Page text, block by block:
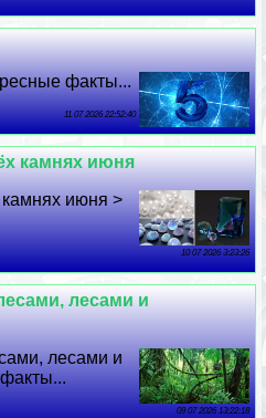
факты...
11 07 2026 22:52:40
камнях июня
июня >
10 07 2026 3:23:26
лесами и
лесами и
09 07 2026 13:22:18